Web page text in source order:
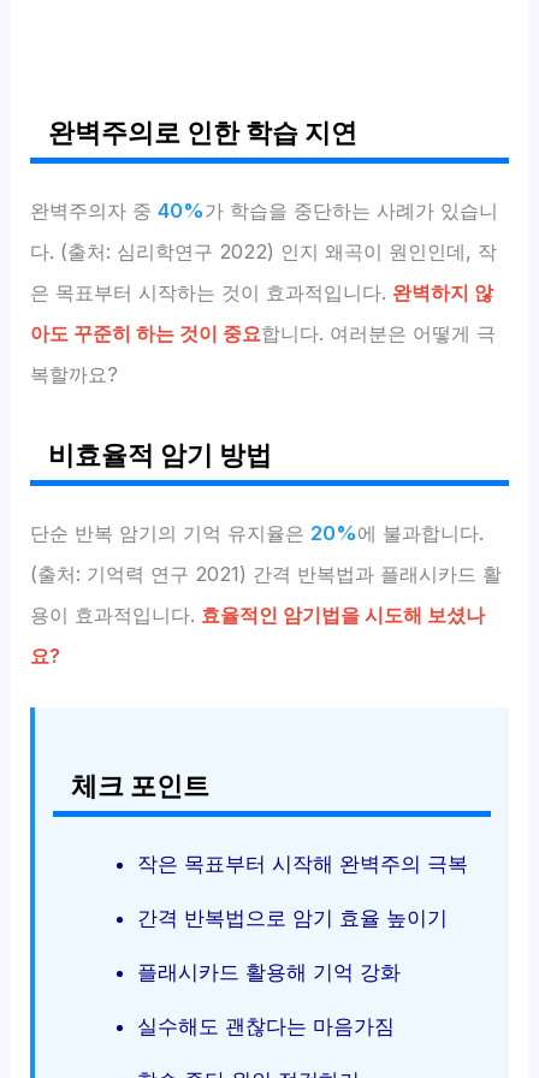
완벽주의로 인한 학습 지연
완벽주의자 중40%가 학습을 중단하는 사례가 있습니
다. (출처: 심리학연구 2022) 인지 왜곡이 원인인데, 작
은 목표부터 시작하는 것이 효과적입니다. 완벽하지 않
아도 꾸준히 하는 것이 중요합니다. 여러분은 어떻게 극
복할까요?
비효율적 암기 방법
단순 반복 암기의 기억 유지율은 20%에 불과합니다.
(출처: 기억력 연구 2021) 간격 반복법과 플래시카드 활
용이 효과적입니다. 효율적인 암기법을 시도해 보셨나
요?
체크 포인트
작은 목표부터 시작해 완벽주의 극복
간격 반복법으로 암기 효율 높이기
플래시카드 활용해 기억 강화
실수해도 괜찮다는 마음가짐